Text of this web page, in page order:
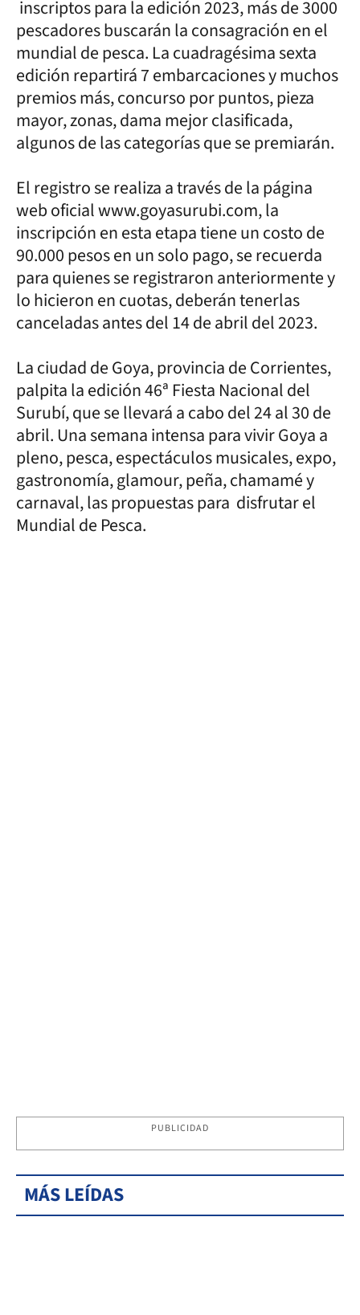
inscriptos para la edición 2023, más de 3000
pescadores buscarán la consagración en el
mundial de pesca. La cuadragésima sexta
edición repartirá 7 embarcaciones y muchos
premios más, concurso por puntos, pieza
mayor, zonas, dama mejor clasificada,
algunos de las categorías que se premiarán.
El registro se realiza a través de la página
web oficial www.goyasurubi.com, la
inscripción en esta etapa tiene un costo de
90.000 pesos en un solo pago, se recuerda
para quienes se registraron anteriormente y
lo hicieron en cuotas, deberán tenerlas
canceladas antes del 14 de abril del 2023.
La ciudad de Goya, provincia de Corrientes,
palpita la edición 46ª Fiesta Nacional del
Surubí, que se llevará a cabo del 24 al 30 de
abril. Una semana intensa para vivir Goya a
pleno, pesca, espectáculos musicales, expo,
gastronomía, glamour, peña, chamamé y
carnaval, las propuestas para disfrutar el
Mundial de Pesca.
PUBLICIDAD
MÁS LEÍDAS